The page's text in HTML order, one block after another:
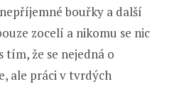
bouřky a další
zocelí a nikomu se nic
tím, že se nejedná o
ale práci v tvrdých